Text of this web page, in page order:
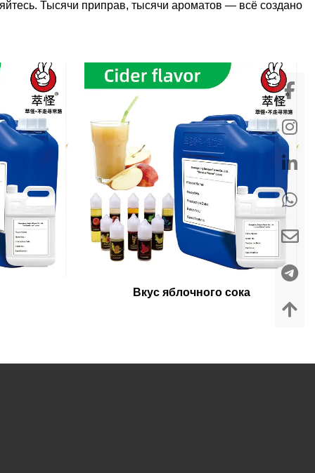
Тысячи приправ, тысячи ароматов — всё создано
Вкус яблочного сока